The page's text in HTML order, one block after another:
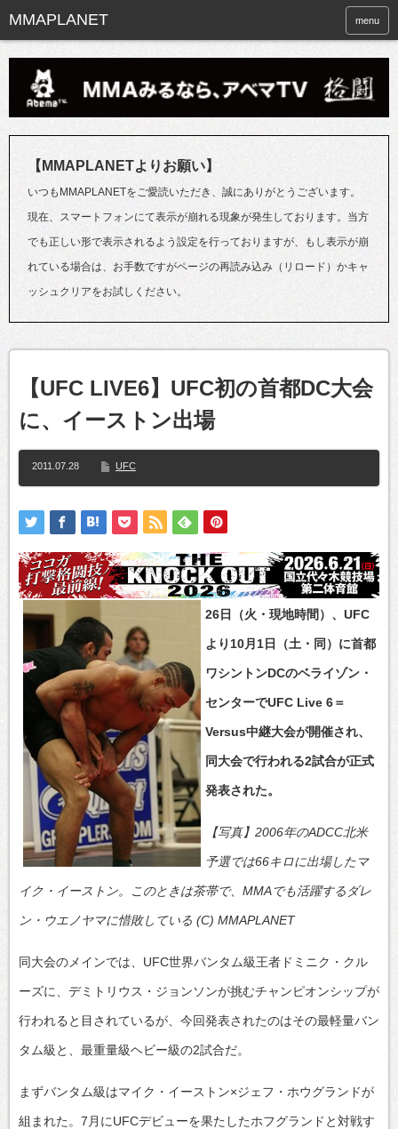
menu
【MMAPLANETよりお願い】
いつもMMAPLANETをご愛読いただき、誠にありがとうございます。
現在、スマートフォンにて表示が崩れる現象が発生しております。当方
でも正しい形で表示されるよう設定を行っておりますが、もし表示が崩
れている場合は、お手数ですがページの再読み込み（リロード）かキャ
ッシュクリアをお試しください。
【UFC LIVE6】UFC初の首都DC大会
に、イーストン出場
2011.07.28 UFC
26日（火・現地時間）、UFC
より10月1日（土・同）に首都
ワシントンDCのベライゾン・
センターでUFC Live 6＝
Versus中継大会が開催され、
同大会で行われる2試合が正式
発表された。
【写真】2006年のADCC北米
予選では66キロに出場したマ
イク・イーストン。このときは茶帯で、MMAでも活躍するダレ
ン・ウエノヤマに惜敗している (C) MMAPLANET
同大会のメインでは、UFC世界バンタム級王者ドミニク・クル
ーズに、デミトリウス・ジョンソンが挑むチャンピオンシップが
行われると目されているが、今回発表されたのはその最軽量バン
タム級と、最重量級ヘビー級の2試合だ。
まずバンタム級はマイク・イーストン×ジェフ・ホウグランドが
組まれた。7月にUFCデビューを果たしたホフグランドと対戦す